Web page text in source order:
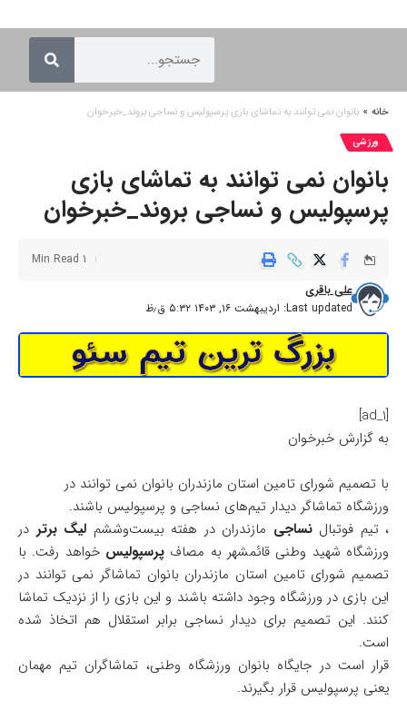
خانه » بانوان نمی توانند به تماشای بازی پرسپولیس و نساجی بروند_خبرخوان
ورزشی
بانوان نمی توانند به تماشای بازی
پرسپولیس و نساجی بروند_خبرخوان
Last updated: اردیبهشت ۱۶, ۱۴۰۳ ۵:۳۲ ق٫ظ
علی باقری
1 Min Read
[ad_1]
به گزارش خبرخوان
با تصمیم شورای تامین استان مازندران بانوان نمی توانند در
ورزشگاه تماشاگر دیدار تیم‌های نساجی و پرسپولیس باشند.
، تیم فوتبالنساجی مازندران در هفته بیست‌وششم لیگ برتر در
ورزشگاه شهید وطنی قائمشهر به مصاف پرسپولیس خواهد رفت. با
تصمیم شورای تامین استان مازندران بانوان تماشاگر نمی توانند در
این بازی در ورزشگاه وجود داشته باشند و این بازی را از نزدیک تماشا
کنند. این تصمیم برای دیدار نساجی برابر استقلال هم اتخاذ شده
است.
قرار است در جایگاه بانوان ورزشگاه وطنی، تماشاگران تیم مهمان
یعنی پرسپولیس قرار بگیرند.